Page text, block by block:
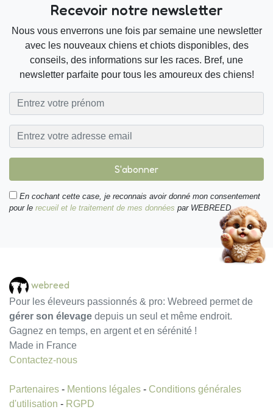
Recevoir notre newsletter
Nous vous enverrons une fois par semaine une newsletter
avec les nouveaux chiens et chiots disponibles, des
conseils, des informations sur les races. Bref, une
newsletter parfaite pour tous les amoureux des chiens!
S'abonner
En cochant cette case, je reconnais avoir donné mon consentement
pour le recueil et le traitement de mes données par WEBREED.
webreed
Pour les éleveurs passionnés & pro: Webreed permet de
gérer son élevage depuis un seul et même endroit.
Gagnez en temps, en argent et en sérénité !
Made in France
Contactez-nous
Partenaires - Mentions légales - Conditions générales
d'utilisation - RGPD